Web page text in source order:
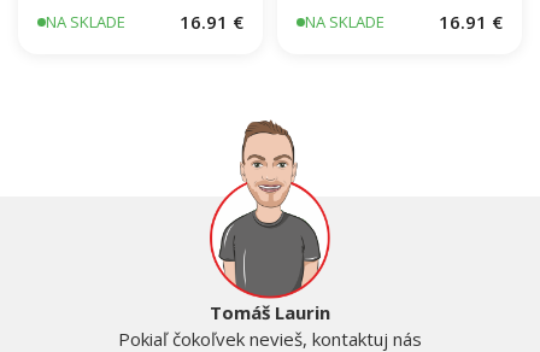
NA SKLADE 16.91 € NA SKLADE 16.91 €
Tomáš Laurin
Pokiaľ čokoľvek nevieš, kontaktuj nás